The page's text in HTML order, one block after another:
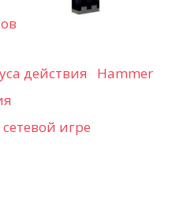
Hammer
игре